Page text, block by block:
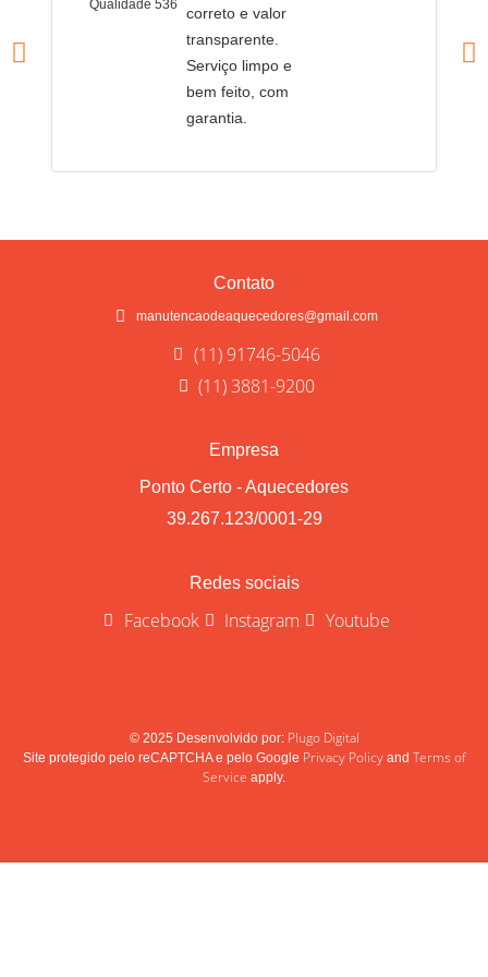
Qualidade 536
correto e valor
transparente.
Serviço limpo e
bem feito, com
garantia.
Contato
manutencaodeaquecedores@gmail.com
(11) 91746-5046
(11) 3881-9200
Empresa
Ponto Certo - Aquecedores
39.267.123/0001-29
Redes sociais
Facebook Instagram Youtube
© 2025 Desenvolvido por: Plugo Digital
Site protegido pelo reCAPTCHA e pelo Google Privacy Policyand Terms of
Service apply.